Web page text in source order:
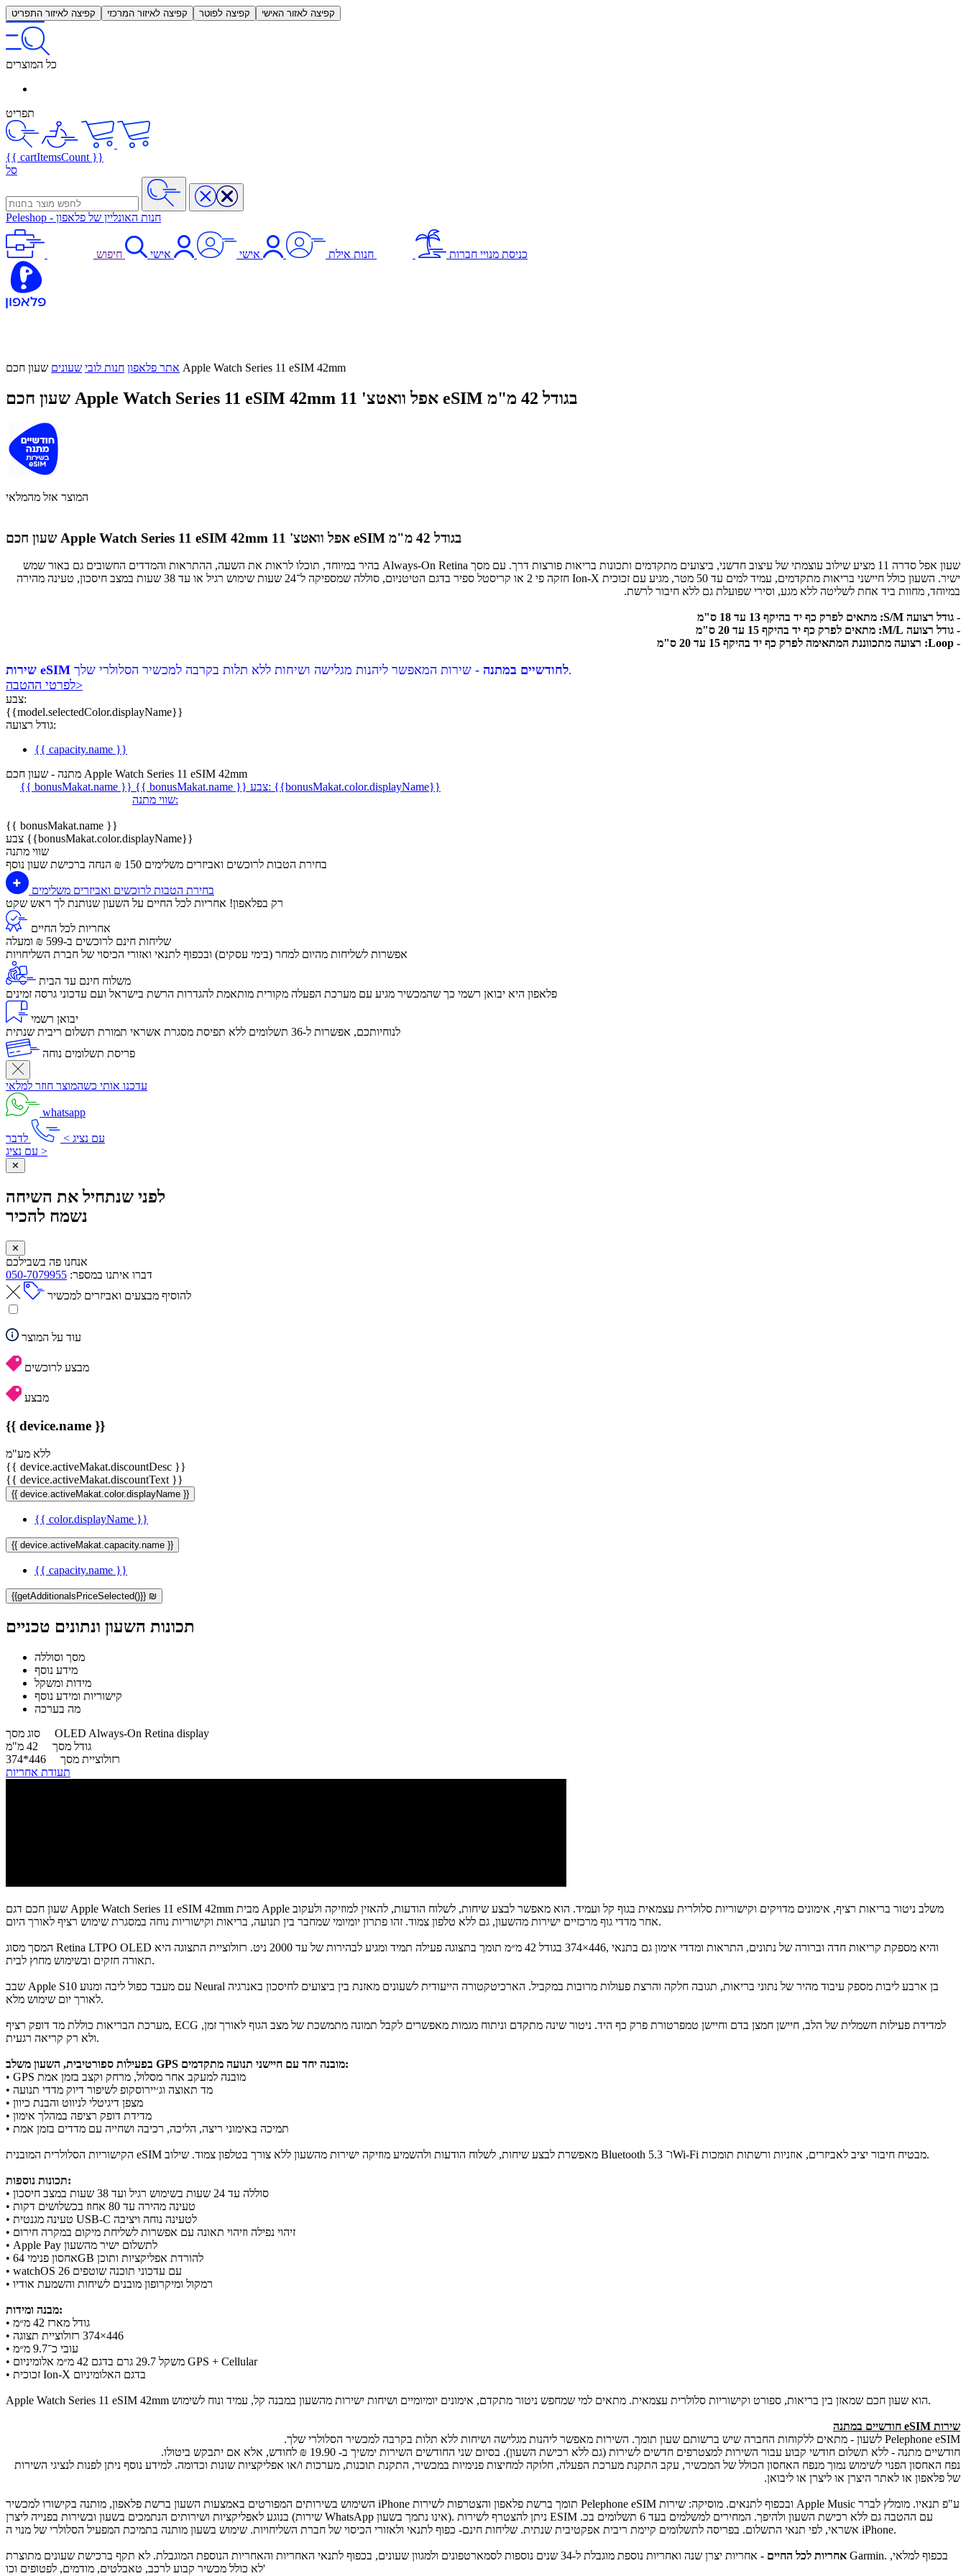
קפיצה לאיזור התפריט קפיצה לאיזור המרכזי קפיצה לפוטר קפיצה לאזור האישי
כל המוצרים
תפריט
{{ cartItemsCount }}
סל
Peleshop - חנות האונליין של פלאפון
כניסת מנויי חברות חנות אילת אישי אישי חיפוש
אתר פלאפון חנות לובי שעונים שעון חכם Apple Watch Series 11 eSIM 42mm
שעון חכם Apple Watch Series 11 eSIM 42mm אפל וואטצ' 11 eSIM בגודל 42 מ"מ
המוצר אזל מהמלאי
שעון חכם Apple Watch Series 11 eSIM 42mm אפל וואטצ' 11 eSIM בגודל 42 מ"מ
שעון אפל סדרה 11 מציע שילוב עוצמתי של עיצוב חדשני, ביצועים מתקדמים ותכונות בריאות פורצות דרך. עם מסך Always-On Retina בהיר במיוחד, תוכלו לראות את השעה, ההתראות והמדדים החשובים גם באור שמש
ישיר. השעון כולל חיישני בריאות מתקדמים, עמיד למים עד 50 מטר, מגיע עם זכוכית Ion-X חזקה פי 2 או קריסטל ספיר בדגם הטיטניום, סוללה שמספיקה ל־24 שעות שימוש רגיל או עד 38 שעות במצב חיסכון, טעינה מהירה
במיוחד, מחוות ביד אחת לשליטה ללא מגע, וסירי שפועלת גם ללא חיבור לרשת.
- גודל רצועה S/M: מתאים לפרק כף יד בהיקף 13 עד 18 ס"מ
- גודל רצועה M/L: מתאים לפרק כף יד בהיקף 15 עד 20 ס"מ
- Loop: רצועה מתכווננת המתאימה לפרק כף יד בהיקף 15 עד 20 ס"מ
שירות eSIM לחודשיים במתנה- שירות המאפשר ליהנות מגלישה ושיחות ללא תלות בקרבה למכשיר הסלולרי שלך.
לפרטי ההטבה>
צבע:
{{model.selectedColor.displayName}}
גודל רצועה:
{{ capacity.name }}
מתנה - שעון חכם Apple Watch Series 11 eSIM 42mm
{{ bonusMakat.name }} {{ bonusMakat.name }} צבע: {{bonusMakat.color.displayName}}
שווי מתנה:
{{ bonusMakat.name }}
צבע {{bonusMakat.color.displayName}}
שווי מתנה
בחירת הטבות לרוכשים ואביזרים משלימים 150 ₪ הנחה ברכישת שעון נוסף
בחירת הטבות לרוכשים ואביזרים משלימים
רק בפלאפון! אחריות לכל החיים על השעון שנותנת לך ראש שקט
אחריות לכל החיים
שליחות חינם לרוכשים ב-599 ₪ ומעלה
​אפשרות לשליחות מהיום למחר (בימי עסקים) ובכפוף לתנאי ואזורי הכיסוי של חברת השליחויות
משלוח חינם עד הבית
פלאפון היא יבואן רשמי כך שהמכשיר מגיע עם מערכת הפעלה מקורית מותאמת להגדרות הרשת בישראל ועם עדכוני גרסה זמינים
יבואן רשמי
לנוחיותכם, אפשרות ל-36 תשלומים ללא תפיסת מסגרת אשראי תמורת תשלום ריבית שנתית
פריסת תשלומים נוחה
עדכנו אותי כשהמוצר חוזר למלאי
whatsapp
עם נציג >
לדבר
עם נציג >
✕
לפני שנתחיל את השיחה
נשמח להכיר
✕
אנחנו פה בשבילכם
דברו איתנו במספר: 050-7079955
להוסיף מבצעים ואביזרים למכשיר
עוד על המוצר
מבצע לרוכשים
מבצע
{{ device.name }}
ללא מע"מ
{{ device.activeMakat.discountDesc }}
{{ device.activeMakat.discountText }}
{{ device.activeMakat.color.displayName }}
{{ color.displayName }}
{{ device.activeMakat.capacity.name }}
{{ capacity.name }}
{{getAdditionalsPriceSelected()}} ₪
תכונות השעון ונתונים טכניים
מסך וסוללה
מידע נוסף
מידות ומשקל
קישוריות ומידע נוסף
מה בערכה
סוג מסך OLED Always-On Retina display
גודל מסך
רזולוציית מסך
תעודת אחריות
שעון חכם דגם Apple Watch Series 11 eSIM 42mm מבית Apple משלב ניטור בריאות רציף, אימונים מדויקים וקישוריות סלולרית עצמאית בגוף קל ועמיד. הוא מאפשר לבצע שיחות, לשלוח הודעות, להאזין למוזיקה ולעקוב
אחר מדדי גוף מרכזיים ישירות מהשעון, גם ללא טלפון צמוד. זהו פתרון יומיומי שמחבר בין תנועה, בריאות וקישוריות נוחה במסגרת שימוש רציף לאורך היום.
המסך מסוג Retina LTPO OLED בגודל 42 מ״מ תומך בתצוגה פעילה תמיד ומגיע לבהירות של עד 2000 ניט. רזולוציית התצוגה היא ‎374×446‎, והיא מספקת קריאות חדה וברורה של נתונים, התראות ומדדי אימון גם בתנאי
תאורה חזקים ובשימוש מחוץ לבית.
שבב Apple S10 עם מעבד כפול ליבה ומנוע Neural בן ארבע ליבות מספק עיבוד מהיר של נתוני בריאות, תגובה חלקה והרצת פעולות מרובות במקביל. הארכיטקטורה הייעודית לשעונים מאזנת בין ביצועים לחיסכון באנרגיה
לאורך יום שימוש מלא.
מערכת הבריאות כוללת מד דופק רציף, ECG למדידת פעילות חשמלית של הלב, חיישן חמצן בדם וחיישן טמפרטורת פרק כף היד. ניטור שינה מתקדם וניתוח מגמות מאפשרים לקבל תמונה מתמשכת של מצב הגוף לאורך זמן,
ולא רק קריאה רגעית.
בפעילות ספורטיבית, השעון משלב GPS מובנה יחד עם חיישני תנועה מתקדמים:
• GPS מובנה למעקב אחר מסלול, מרחק וקצב בזמן אמת
• מד תאוצה וג׳יירוסקופ לשיפור דיוק מדדי תנועה
• מצפן דיגיטלי לניווט והבנת כיוון
• מדידת דופק רציפה במהלך אימון
• תמיכה באימוני ריצה, הליכה, רכיבה ושחייה עם מדדים בזמן אמת
הקישוריות הסלולרית המובנית eSIM מאפשרת לבצע שיחות, לשלוח הודעות ולהשמיע מוזיקה ישירות מהשעון ללא צורך בטלפון צמוד. שילוב Bluetooth 5.3 ו־Wi-Fi מבטיח חיבור יציב לאביזרים, אוזניות ורשתות תומכות.
תכונות נוספות:
• סוללה עד 24 שעות בשימוש רגיל ועד 38 שעות במצב חיסכון
• טעינה מהירה עד 80 אחוז בכשלושים דקות
• טעינה מגנטית USB-C לטעינה נוחה ויציבה
• זיהוי נפילה וזיהוי תאונה עם אפשרות לשליחת מיקום במקרה חירום
• Apple Pay לתשלום ישיר מהשעון
• אחסון פנימי 64GB להורדת אפליקציות ותוכן
• watchOS 26 עם עדכוני תוכנה שוטפים
• רמקול ומיקרופון מובנים לשיחות והשמעת אודיו
מבנה ומידות:
• גודל מארז 42 מ״מ
• רזולוציית תצוגה ‎374×446‎
• עובי כ־9.7 מ״מ
• משקל 29.7 גרם בדגם 42 מ״מ אלומיניום GPS + Cellular
• זכוכית Ion-X בדגם האלומיניום
Apple Watch Series 11 eSIM 42mm הוא שעון חכם שמאזן בין בריאות, ספורט וקישוריות סלולרית עצמאית. מתאים למי שמחפש ניטור מתקדם, אימונים יומיומיים ושיחות ישירות מהשעון במבנה קל, עמיד ונוח לשימוש.
שירות eSIM חודשיים במתנה
Pelephone eSIM לשעון - מתאים ללקוחות החברה שיש ברשותם שעון תומך. השירות מאפשר ליהנות מגלישה ושיחות ללא תלות בקרבה למכשיר הסלולרי שלך.
​חודשיים מתנה - ללא תשלום חודשי קבוע עבור השירות למצטרפים חדשים לשירות (גם ללא רכישת השעון). בסיום שני החודשים השירות ימשיך ב- 19.90 ₪ לחודש, אלא אם יתבקש ביטולו.
נפח האחסון הפנוי לשימוש נמוך מנפח האחסון הכולל של המכשיר, עקב התקנת מערכת הפעלה, חלוקה למחיצות פנימיות במכשיר, התקנת תוכנות, מערכות ו/או אפליקציות שונות וכדומה. למידע נוסף ניתן לפנות לנציגי השירות
של פלאפון או לאתר היצרן או ליצרן או ליבואן.
השימוש בשירותים המפורטים באמצעות השעון ברשת פלאפון, מותנה בקישורו למכשיר iPhone תומך ברשת פלאפון והצטרפות לשירות Pelephone eSIM ובכפוף לתנאים. מוסיקה: שירות Apple Music ע"פ תנאיו. מומלץ לברר
בנוגע לאפליקציות ושירותים הנתמכים בשעון ובשירות בפנייה ליצרן (שירות WhatsApp אינו נתמך בשעון). ניתן להצטרף לשירות ESIM עם ההטבה גם ללא רכישת השעון ולהיפך. המחירים למשלמים בעד 6 תשלומים בכ.
אשראי, לפי תנאי התשלום. בפריסה לתשלומים קיימת ריבית אפקטיבית שנתית. שליחות חינם- כפוף לתנאי ולאזורי הכיסוי של חברת השליחויות. שימוש בשעון מותנה בתמיכת המפעיל הסלולרי של מנוי ה iPhone.
אחריות לכל החיים
- אחריות יצרן שנה ואחריות נוספת מוגבלת ל-34 שנים נוספות לסמארטפונים ולמגוון שעונים, בכפוף לתנאי האחריות והאחריות הנוספת המוגבלת. לא תקף ברכישת שעונים מתוצרת Garmin. בכפוף למלאי,
לא כולל מכשיר קבוע לרכב, טאבלטים, מודמים, לפטופים וכו'